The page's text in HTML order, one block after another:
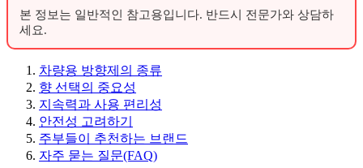
본 정보는 일반적인 참고용입니다. 반드시 전문가와 상담하
세요.
차량용 방향제의 종류
향 선택의 중요성
지속력과 사용 편리성
안전성 고려하기
주부들이 추천하는 브랜드
자주 묻는 질문(FAQ)